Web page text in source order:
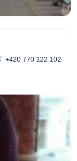
+420 770 122 102